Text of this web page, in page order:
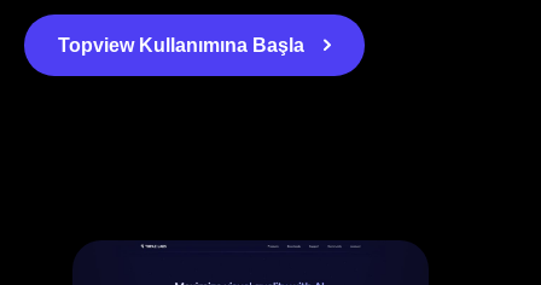
Topview Kullanımına Başla